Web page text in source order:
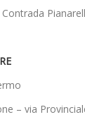
– via